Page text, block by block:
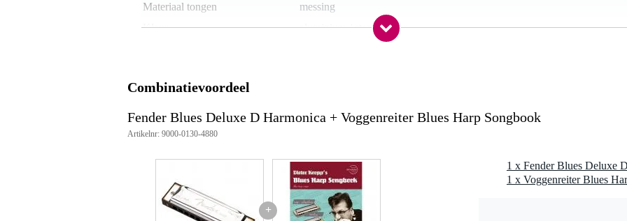
Materiaal tongen
messing
Kleur
aluminium / staal / zilver
Mondharmonica-accessoires
Gewicht en afmetingen inclusief verpakking
20,0 x 15,0 x 3,0 cm
Productspecificaties
Combinatievoordeel
Fender Blues Deluxe D Harmonica + Voggenreiter Blues Harp Songbook
Artikelnr: 9000-0130-4880
+
1 x Fender Blues Deluxe